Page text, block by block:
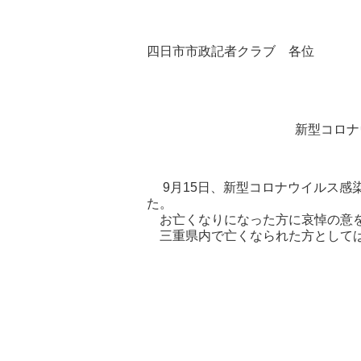
四日市市政記者クラブ 各位
新型コロ
9月15日、新型コロナウイルス感
た。
お亡くなりになった方に哀悼の意
三重県内で亡くなられた方として